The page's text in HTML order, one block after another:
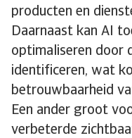
producten en
Daarnaast kan AI
optimaliseren door
identificeren, wat
betrouwbaarheid
Een ander groot
verbeterde